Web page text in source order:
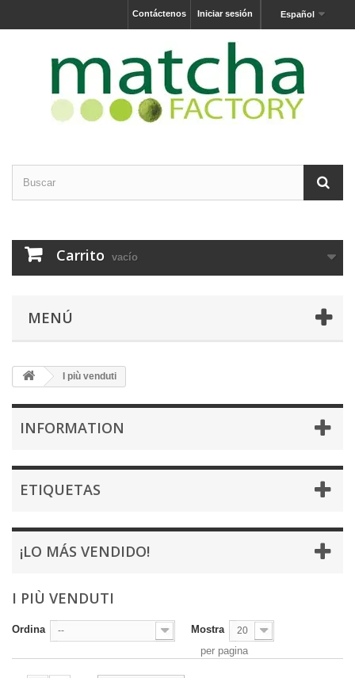
Español
Iniciar sesión
Contáctenos
Carrito vacío
MENÚ
I più venduti
INFORMATION
ETIQUETAS
¡LO MÁS VENDIDO!
I PIÙ VENDUTI
Ordina -- Mostra 20
per pagina